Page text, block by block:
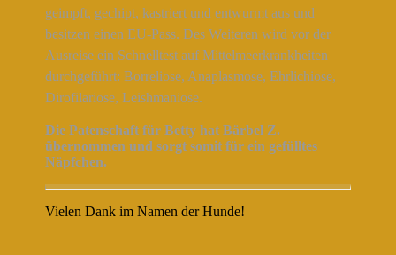
geimpft, gechipt, kastriert und entwurmt aus und
besitzen einen EU-Pass. Des Weiteren wird vor der
Ausreise ein Schnelltest auf Mittelmeerkrankheiten
durchgeführt: Borreliose, Anaplasmose, Ehrlichiose,
Dirofilariose, Leishmaniose.
Die Patenschaft für Betty hat Bärbel Z.
übernommen und sorgt somit für ein gefülltes
Näpfchen.
Vielen Dank im Namen der Hunde!